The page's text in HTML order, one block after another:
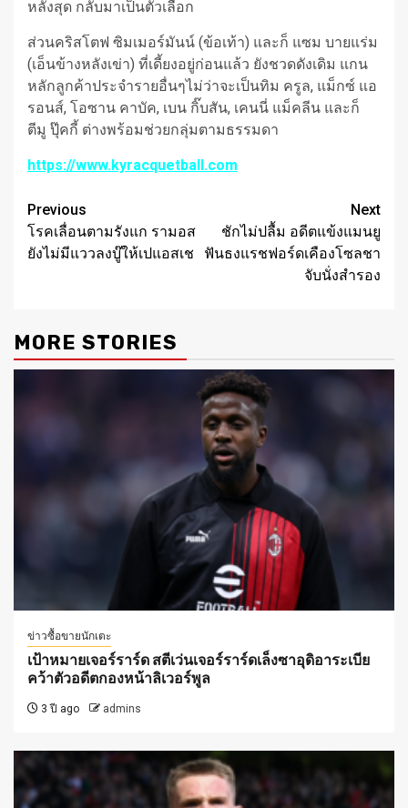
หลังสุด กลับมาเป็นตัวเลือก
ส่วนคริสโตฟ ซิมเมอร์มันน์ (ข้อเท้า) และก็ แซม บายแร่ม
(เอ็นข้างหลังเข่า) ที่เดี้ยงอยู่ก่อนแล้ว ยังชวดดังเดิม แกน
หลักลูกค้าประจำรายอื่นๆไม่ว่าจะเป็นทิม ครูล, แม็กซ์ แอ
รอนส์, โอซาน คาบัค, เบน กิ๊บสัน, เคนนี่ แม็คลีน และก็
ตีมู ปุ๊คกี้ ต่างพร้อมช่วยกลุ่มตามธรรมดา
https://www.kyracquetball.com
Post
navigation
Previous
โรคเลื่อนตามรังแก รามอส
ยังไม่มีแววลงบู๊ให้เปแอสเช
Next
ชักไม่ปลื้ม อดีตแข้งแมนยู
ฟันธงแรชฟอร์ดเคืองโซลชา
จับนั่งสำรอง
MORE STORIES
ข่าวซื้อขายนักเตะ
เป้าหมายเจอร์ราร์ด สตีเว่นเจอร์ราร์ดเล็งซาอุดิอาระเบีย
คว้าตัวอดีตกองหน้าลิเวอร์พูล
3 ปี ago admins